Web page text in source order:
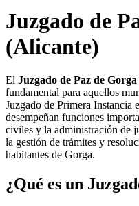
Juzgado de
(Alicante)
El Juzgado de Paz de Gorga
fundamental para aquellos
Juzgado de Primera Instancia
desempeñan funciones
civiles y la administración de
la gestión de trámites y
habitantes de Gorga.
¿Qué es un